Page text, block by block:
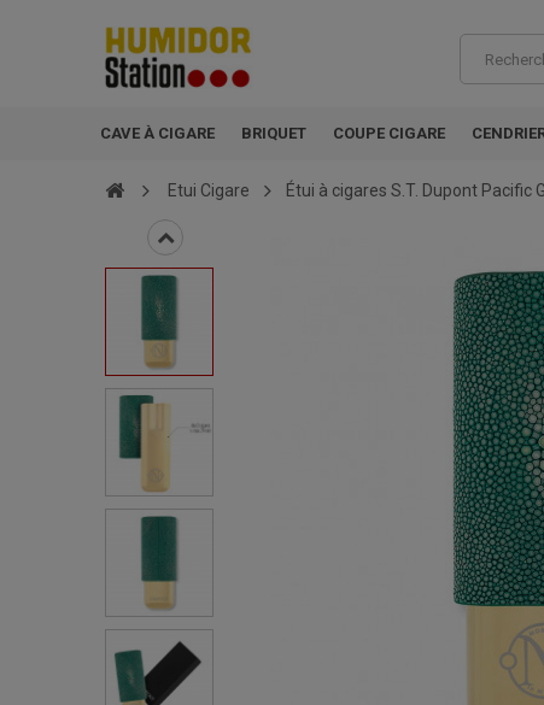
CAVE À CIGARE BRIQUET COUPE CIGARE
Etui Cigare Étui à cigares S.T. Dupont Pacific